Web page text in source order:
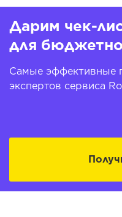
Дарим чек-
для
Самые эффективные
экспертов сервиса